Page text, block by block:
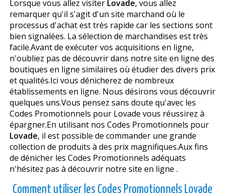
Lorsque vous allez visiter Lovade, vous allez
remarquer qu'il s'agit d'un site marchand où le
processus d'achat est très rapide car les sections sont
bien signalées. La sélection de marchandises est très
facile.Avant de exécuter vos acquisitions en ligne,
n'oubliez pas de découvrir dans notre site en ligne des
boutiques en ligne similaires où étudier des divers prix
et qualités.Ici vous dénicherez de nombreux
établissements en ligne. Nous désirons vous découvrir
quelques uns.Vous pensez sans doute qu'avec les
Codes Promotionnels pour Lovade vous réussirez à
épargner.En utilisant nos Codes Promotionnels pour
Lovade, il est possible de commander une grande
collection de produits à des prix magnifiques.Aux fins
de dénicher les Codes Promotionnels adéquats
n'hésitez pas à découvrir notre site en ligne .
Comment utiliser les Codes Promotionnels Lovade